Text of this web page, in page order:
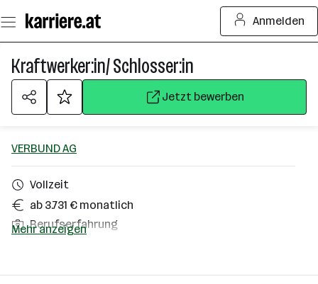
Seiteninhalt
springen
Anmelden
Kraftwerker:in/ Schlosser:in
Jetzt bewerben
VERBUND AG
Vollzeit
ab 3.731 € monatlich
Berufserfahrung
Mehr anzeigen